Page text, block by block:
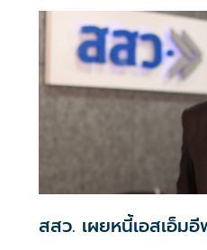
ดำเนินธุรกิจ ขณะที่ SME มองว่า
ประโยชน์มากที่สุดโดยเฉพาะใน
ค่าใช้จ่ายของธุรกิจ และการสนั
สสว. เผยหนี้เอสเอ็ม